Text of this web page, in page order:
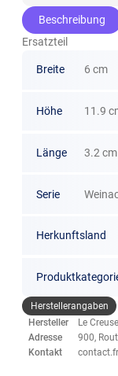
Beschreibung
Ersatzteil
Breite 6 cm
Höhe 11.9
Länge 3.2 cm
Serie
Herkunftsland
Herstellerangaben
Hersteller
Le
Adresse
900,
Kontakt